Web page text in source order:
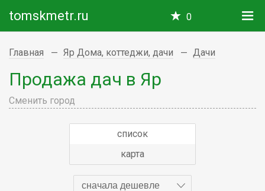
tomskmetr.ru 0
Главная Яр Дома, коттеджи, дачи Дачи
Продажа дач в Яр
Сменить город
список
карта
сначала дешевле